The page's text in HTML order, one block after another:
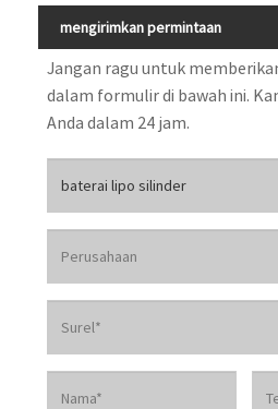
mengirimkan permintaan
Jangan ragu untuk
dalam formulir di bawah ini.
Anda dalam 24 jam.